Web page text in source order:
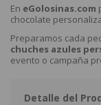
En eGolosinas.com
chocolate
Preparamos cada
chuches azules
evento o campaña
Detalle del